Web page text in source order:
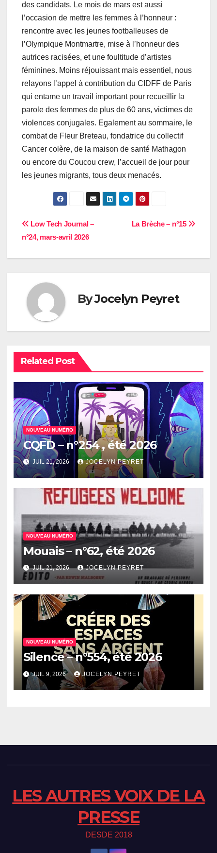
des candidats. Le mois de mars est aussi
l’occasion de mettre les femmes à l’honneur :
rencontre avec les jeunes footballeuses de
l’Olympique Montmartre, mise à l’honneur des
autrices racisées, et une foultitude d’artistes
féminines. Moins réjouissant mais essentiel, nous
relayons l’appel à contribution du CIDFF de Paris
qui entame un travail important pour recueillir la
parole des femmes de plus de 60 ans, victimes de
violences conjugales. Egalement au sommaire, le
combat de Fleur Breteau, fondatrice du collectif
Cancer colère, de la maison de santé Mathagon
ou encore du Coucou crew, l’accueil de jour pour
les jeunes migrants, tous deux menacés.
Navigation
de
La Brèche – n°15
Low Tech Journal –
n°24, mars-avril 2026
ByJocelyn Peyret
Related Post
NOUVEAU NUMÉRO
CQFD – n°254 , été 2026
JUIL 21, 2026 JOCELYN PEYRET
NOUVEAU NUMÉRO
Mouais – n°62, été 2026
JUIL 21, 2026 JOCELYN PEYRET
NOUVEAU NUMÉRO
Silence – n°554, été 2026
JUIL 9, 2026 JOCELYN PEYRET
LES AUTRES VOIX DE LA
PRESSE
DESDE 2018